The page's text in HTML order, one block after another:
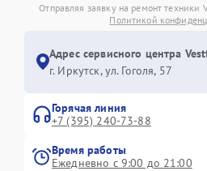
Отправляя заявку на ремонт техники
Политикой
Адрес сервисного центра
г. Иркутск, ул. ​Гоголя, 57
Горячая линия
+7 (395) 240-73-88
Время работы
Ежедневно с 9:00 до 21:00